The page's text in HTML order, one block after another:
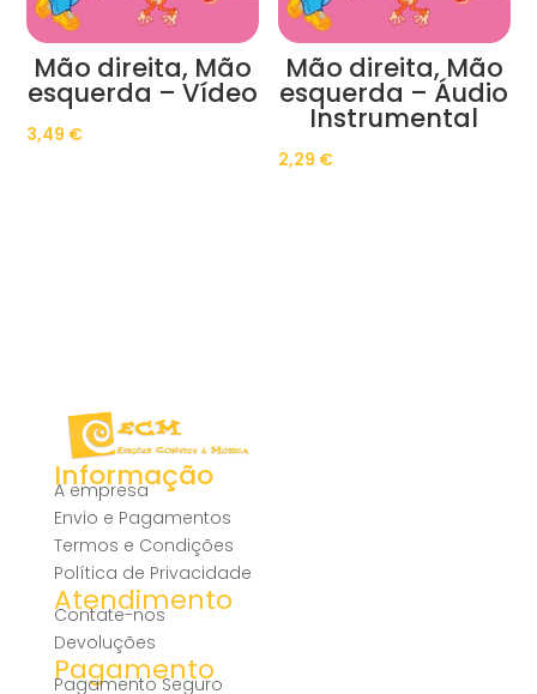
Mão direita, Mão
esquerda – Vídeo
3,49 €
Mão direita, Mão
esquerda – Áudio
Instrumental
2,29 €
Informação
A empresa
Envio e Pagamentos
Termos e Condições
Política de Privacidade
Atendimento
Contate-nos
Devoluções
Pagamento
Pagamento Seguro